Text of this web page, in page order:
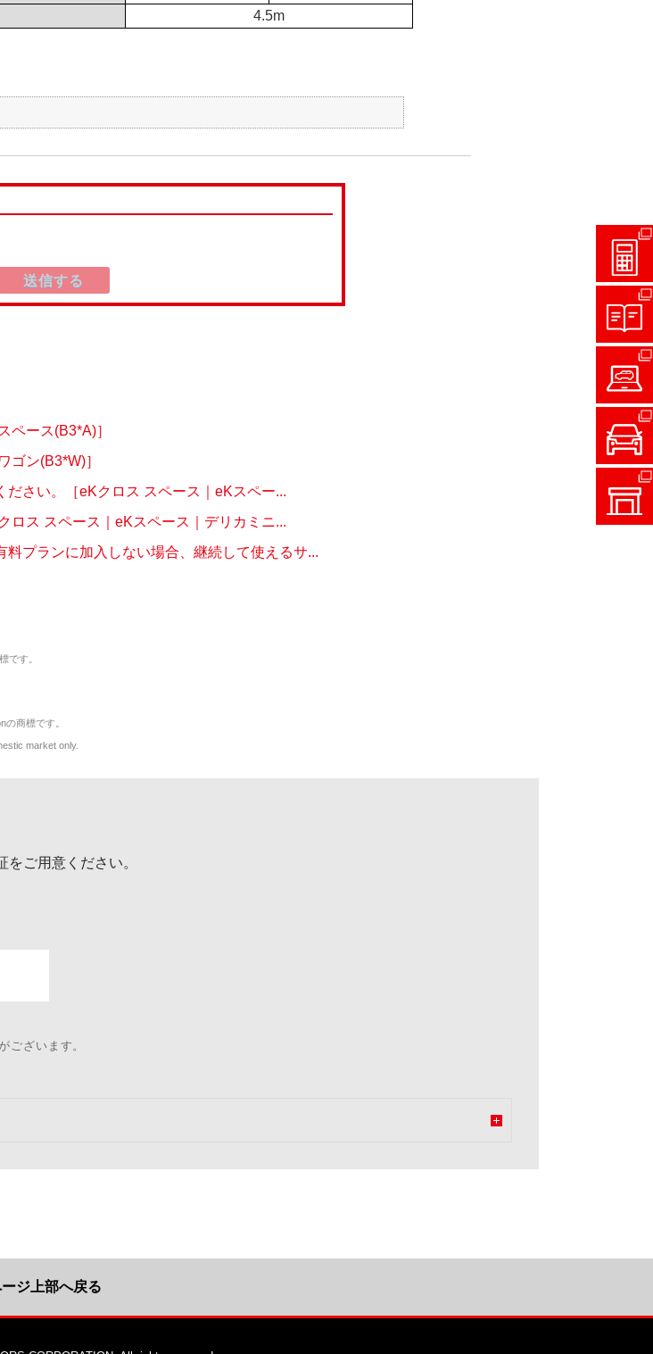
4.5m
ペース(B3*A)］
ゴン(B3*W)］
ださい。［eKクロス スペース｜eKスペー...
ロス スペース｜eKスペース｜デリカミニ...
プランに加入しない場合、継続して使えるサ...
です。
商標です。
market only.
ご用意ください。
ございます。
ジ上部へ戻る